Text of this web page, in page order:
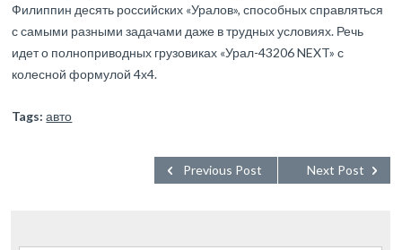
Филиппин десять российских «Уралов», способных справляться
с самыми разными задачами даже в трудных условиях. Речь
идет о полноприводных грузовиках «Урал-43206 NEXT» с
колесной формулой 4х4.
Tags: авто
Next Post
Previous Post